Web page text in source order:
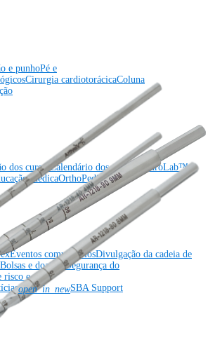
e punhoPé e
Cirurgia cardiotorácicaColuna
dos cursosCalendário dos cursosArthroLab™ -
médicaOrthoPedia
Eventos comunitáriosDivulgação da cadeia de
Bolsas e doaçõesSegurança do
risco e
open_in_newSBA Support